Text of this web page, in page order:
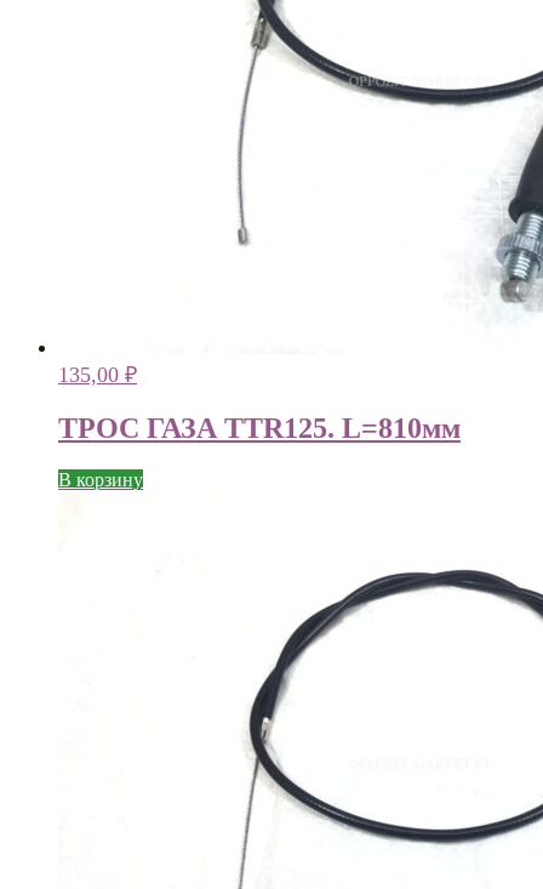
135,00 ₽
ТРОС ГАЗА TTR125. L=810мм
В корзину